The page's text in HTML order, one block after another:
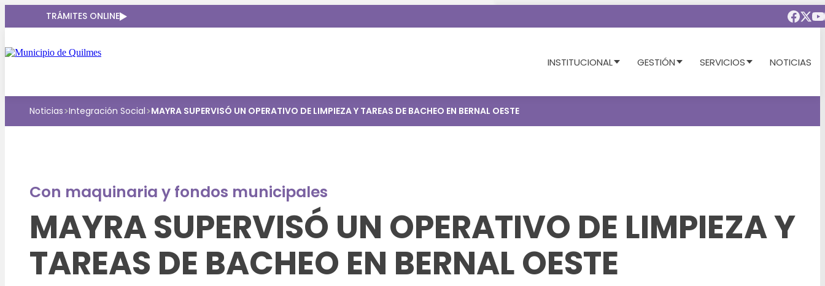
TRÁMITES ONLINE
INSTITUCIONAL GESTIÓN SERVICIOS NOTICIAS
Noticias>Integración Social>MAYRA SUPERVISÓ UN OPERATIVO DE LIMPIEZA Y TAREAS DE BACHEO EN BERNAL OESTE
Con maquinaria y fondos municipales
MAYRA SUPERVISÓ UN OPERATIVO DE LIMPIEZA Y
TAREAS DE BACHEO EN BERNAL OESTE